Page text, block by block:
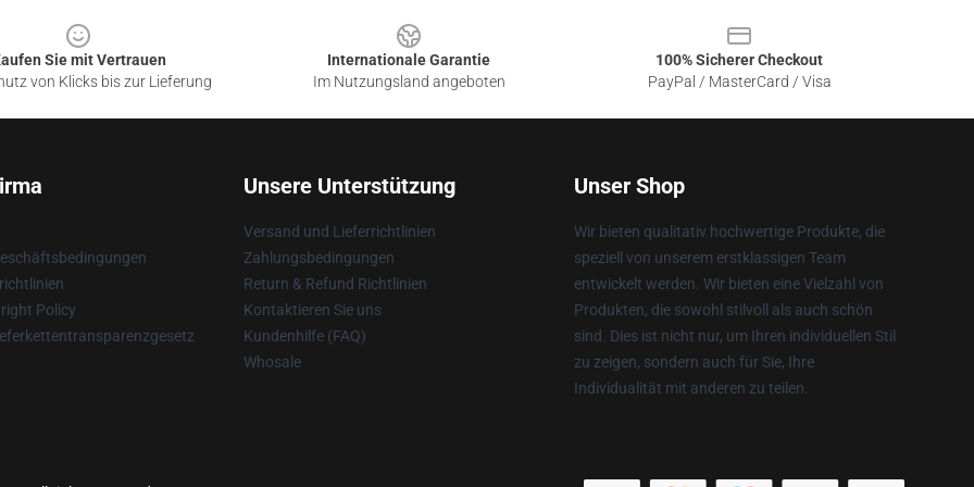
Sie mit Vertrauen
von Klicks bis zur Lieferung
Internationale Garantie
Im Nutzungsland angeboten
100% Sicherer Checkout
PayPal / MasterCard / Visa
Policy
Unsere Unterstützung
Versand und Lieferrichtlinien
Zahlungsbedingungen
Return & Refund Richtlinien
Kontaktieren Sie uns
Kundenhilfe (FAQ)
Whosale
Unser Shop
Wir bieten qualitativ hochwertige Produkte, die
speziell von unserem erstklassigen Team
entwickelt werden. Wir bieten eine Vielzahl von
Produkten, die sowohl stilvoll als auch schön
sind. Dies ist nicht nur, um Ihren individuellen Stil
zu zeigen, sondern auch für Sie, Ihre
Individualität mit anderen zu teilen.